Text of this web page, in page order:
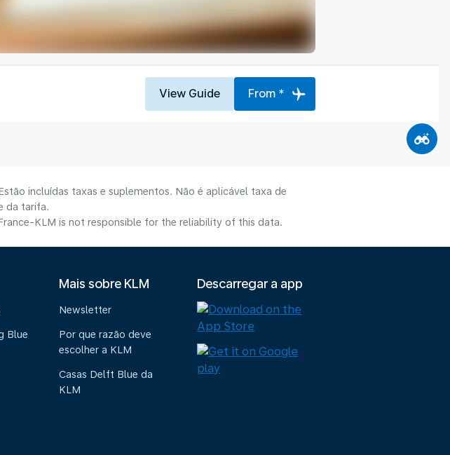
View Guide From *
incluídas taxas e suplementos. Não é aplicável taxa de
da tarifa.
KLM is not responsible for the reliability of this data.
Blue
Mais sobre KLM
Newsletter
Por que razão deve
escolher a KLM
Casas Delft Blue da
KLM
Descarregar a app